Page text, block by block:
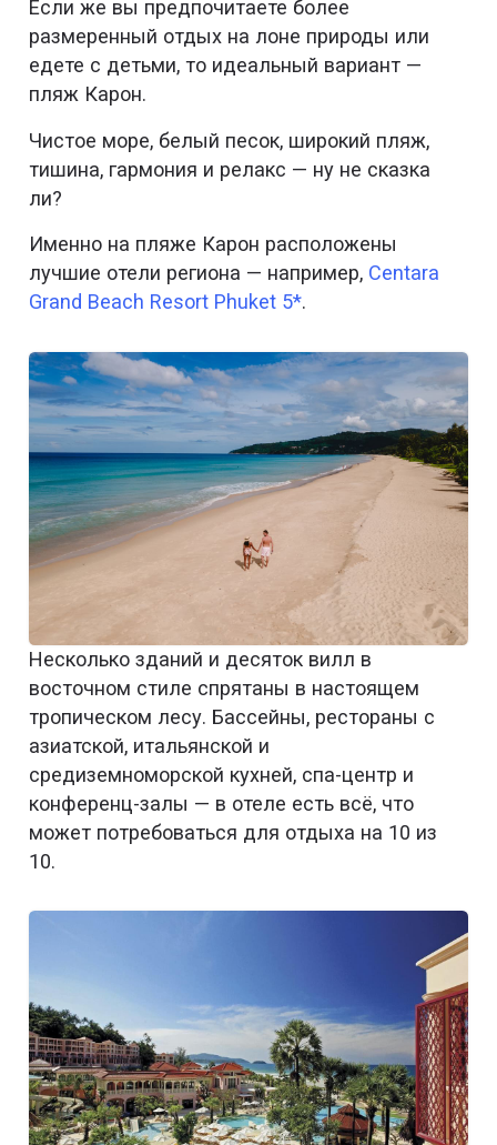
Если же вы предпочитаете более
размеренный отдых на лоне природы или
едете с детьми, то идеальный вариант —
пляж Карон.
Чистое море, белый песок, широкий пляж,
тишина, гармония и релакс — ну не сказка
ли?
Именно на пляже Карон расположены
лучшие отели региона — например, Centara
Grand Beach Resort Phuket 5*.
Несколько зданий и десяток вилл в
восточном стиле спрятаны в настоящем
тропическом лесу. Бассейны, рестораны с
азиатской, итальянской и
средиземноморской кухней, спа-центр и
конференц-залы — в отеле есть всё, что
может потребоваться для отдыха на 10 из
10.